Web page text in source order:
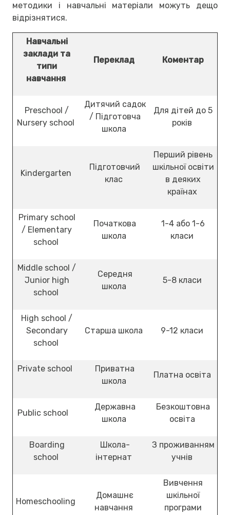
методики і навчальні матеріали можуть дещо
відрізнятися.
Навчальні
заклади та
типи
навчання
Переклад Коментар
Preschool /
Nursery school
Дитячий садок
/ Підготовча
школа
Для дітей до 5
років
Kindergarten
Підготовчий
клас
Перший рівень
шкільної освіти
в деяких
країнах
Primary school
/ Elementary
school
Початкова
школа
1-4 або 1-6
класи
Middle school /
Junior high
school
Середня
школа
5-8 класи
High school /
Secondary
school
Старша школа 9-12 класи
Private school
Приватна
школа
Платна освіта
Public school
Державна
школа
Безкоштовна
освіта
Boarding
school
Школа-
інтернат
З проживанням
учнів
Homeschooling
Домашнє
навчання
Вивчення
шкільної
програми